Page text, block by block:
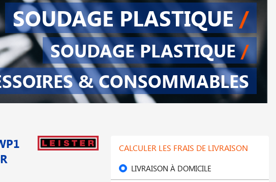
SOUDAGE PLASTIQUE /
SOUDAGE PLASTIQUE/
& CONSOMMABLES
CALCULER LES FRAIS DE LIVRAISON
LIVRAISON À DOMICILE